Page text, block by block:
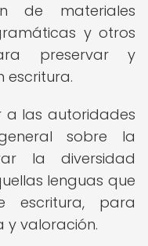
de materiales
y otros
preservar y
escritura.
a las autoridades
sobre la
la diversidad
lenguas que
escritura, para
y valoración.